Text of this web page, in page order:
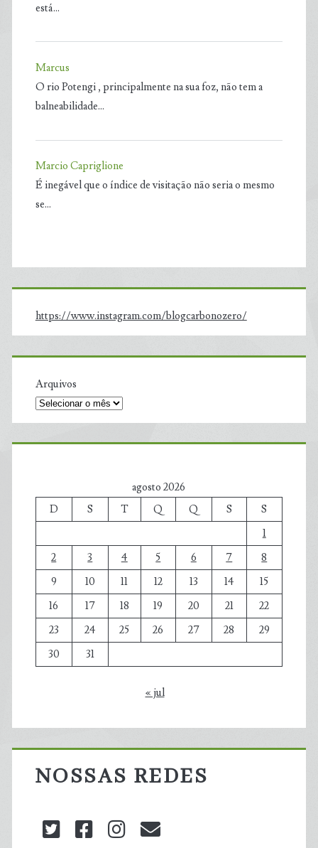
está…
Marcus
O rio Potengi , principalmente na sua foz, não tem a
balneabilidade…
Marcio Capriglione
É inegável que o índice de visitação não seria o mesmo
se…
https://www.instagram.com/blogcarbonozero/
Arquivos
agosto 2026
D
S T Q Q S
S
1
2
3 4 5 6 7
8
9
10 11 12 13 14
15
16
17 18 19 20 21
22
23
24 25 26 27 28
29
30
31
« jul
NOSSAS REDES
twitterfacebookinstagram